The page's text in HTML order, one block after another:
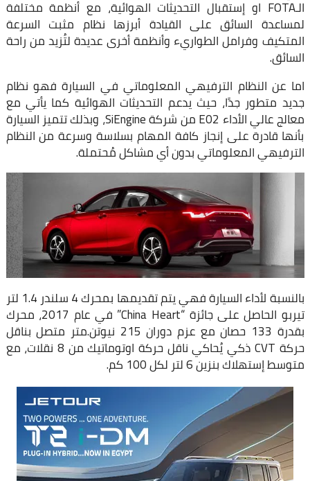
الـFOTA او إستقبال التحديثات الهوائية، مع أنظمة مختلفة
لمساعدة السائق على القيادة أبرزها نظام مثبت السرعة
المتكيف وفرامل الطواريء وأنظمة أخرى عديدة لتُزيد من راحة
السائق.
اما عن النظام الترفيهي المعلوماتي في السيارة فهو نظام
جديد متطور جدًا، حيث يدعم التحديثات الهوائية كما يأتي مع
معالج عالي الأداء E02 من شركة SiEngine، وبذلك تتميز السيارة
بأنها قادرة على إنجاز كافة المهام بسلاسة وسرعة من النظام
الترفيهي المعلوماتي بدون أي مشاكل مُحتملة.
بالنسبة لأداء السيارة فهي يتم تقديمها بمحرك 4 سلندر 1.4 لتر
تيربو الحاصل على جائزة “China Heart” في عام 2017، محرك
بقدرة 133 حصان مع عزم دوران 215 نيوتن.متر متصل بناقل
حركة CVT ذكي يُحاكي ناقل حركة اوتوماتيك من 8 نقلات، مع
متوسط إستهلاك بنزين 6 لتر لكل 100 كم.